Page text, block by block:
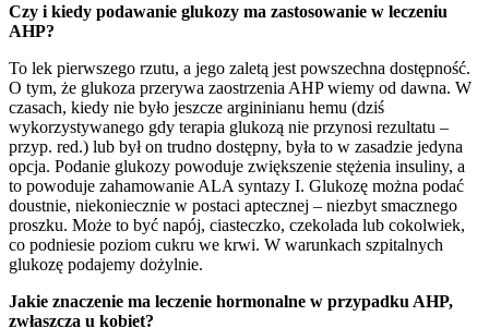
Czy i kiedy podawanie glukozy ma zastosowanie w leczeniu
AHP?
To lek pierwszego rzutu, a jego zaletą jest powszechna dostępność.
O tym, że glukoza przerywa zaostrzenia AHP wiemy od dawna. W
czasach, kiedy nie było jeszcze argininianu hemu (dziś
wykorzystywanego gdy terapia glukozą nie przynosi rezultatu –
przyp. red.) lub był on trudno dostępny, była to w zasadzie jedyna
opcja. Podanie glukozy powoduje zwiększenie stężenia insuliny, a
to powoduje zahamowanie ALA syntazy I. Glukozę można podać
doustnie, niekoniecznie w postaci aptecznej – niezbyt smacznego
proszku. Może to być napój, ciasteczko, czekolada lub cokolwiek,
co podniesie poziom cukru we krwi. W warunkach szpitalnych
glukozę podajemy dożylnie.
Jakie znaczenie ma leczenie hormonalne w przypadku AHP,
zwłaszcza u kobiet?